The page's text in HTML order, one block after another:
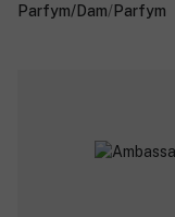
Parfym/Dam/Parfym